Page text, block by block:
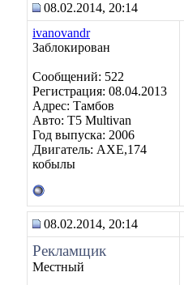
08.02.2014, 20:14
ivanovandr
Заблокирован
Сообщений: 522
Регистрация: 08.04.2013
Адрес: Тамбов
Авто: T5 Multivan
Год выпуска: 2006
Двигатель: АХЕ,174
кобылы
08.02.2014, 20:14
Рекламщик
Местный